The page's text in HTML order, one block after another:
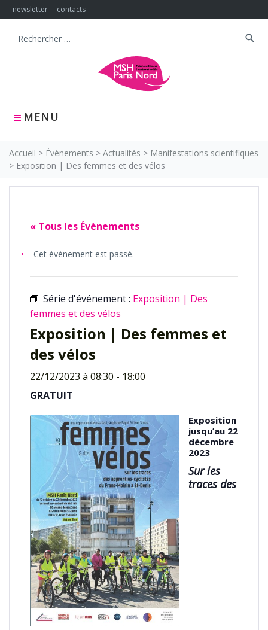
Skip
to
newsletter contacts
MENU
Search
search
Accueil > Évènements > Actualités > Manifestations scientifiques
> Exposition | Des femmes et des vélos
« Tous les Évènements
Cet évènement est passé.
Série d'événement : Exposition | Des
femmes et des vélos
Exposition | Des femmes et
des vélos
22/12/2023 à 08:30 - 18:00
GRATUIT
Exposition
jusqu’au 22
décembre
2023
Sur les
traces des